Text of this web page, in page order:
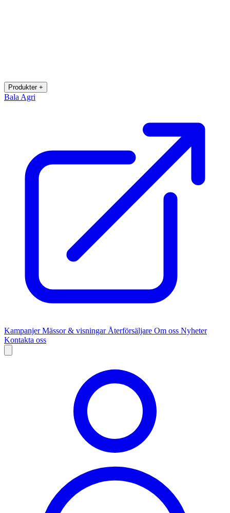
Produkter +
Bala Agri
KampanjerMässor & visningar Återförsäljare Om oss Nyheter
Kontakta oss